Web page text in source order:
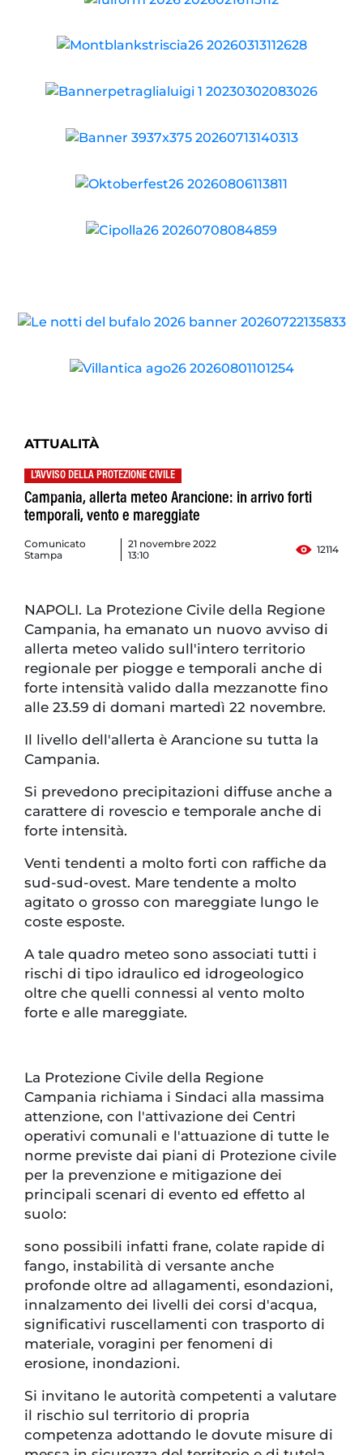
ATTUALITÀ
L'AVVISO DELLA PROTEZIONE CIVILE
Campania, allerta meteo Arancione: in arrivo forti
temporali, vento e mareggiate
Comunicato
Stampa
21 novembre 2022
13:10
12114
NAPOLI. La Protezione Civile della Regione
Campania, ha emanato un nuovo avviso di
allerta meteo valido sull'intero territorio
regionale per piogge e temporali anche di
forte intensità valido dalla mezzanotte fino
alle 23.59 di domani martedì 22 novembre.
Il livello dell'allerta è Arancione su tutta la
Campania.
Si prevedono precipitazioni diffuse anche a
carattere di rovescio e temporale anche di
forte intensità.
Venti tendenti a molto forti con raffiche da
sud-sud-ovest. Mare tendente a molto
agitato o grosso con mareggiate lungo le
coste esposte.
A tale quadro meteo sono associati tutti i
rischi di tipo idraulico ed idrogeologico
oltre che quelli connessi al vento molto
forte e alle mareggiate.
La Protezione Civile della Regione
Campania richiama i Sindaci alla massima
attenzione, con l'attivazione dei Centri
operativi comunali e l'attuazione di tutte le
norme previste dai piani di Protezione civile
per la prevenzione e mitigazione dei
principali scenari di evento ed effetto al
suolo:
sono possibili infatti frane, colate rapide di
fango, instabilità di versante anche
profonde oltre ad allagamenti, esondazioni,
innalzamento dei livelli dei corsi d'acqua,
significativi ruscellamenti con trasporto di
materiale, voragini per fenomeni di
erosione, inondazioni.
Si invitano le autorità competenti a valutare
il rischio sul territorio di propria
competenza adottando le dovute misure di